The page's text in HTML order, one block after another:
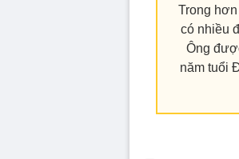
Trong
có nhiều
Ông
năm tuổi